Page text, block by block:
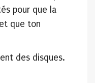
pour que la
que ton
des disques.